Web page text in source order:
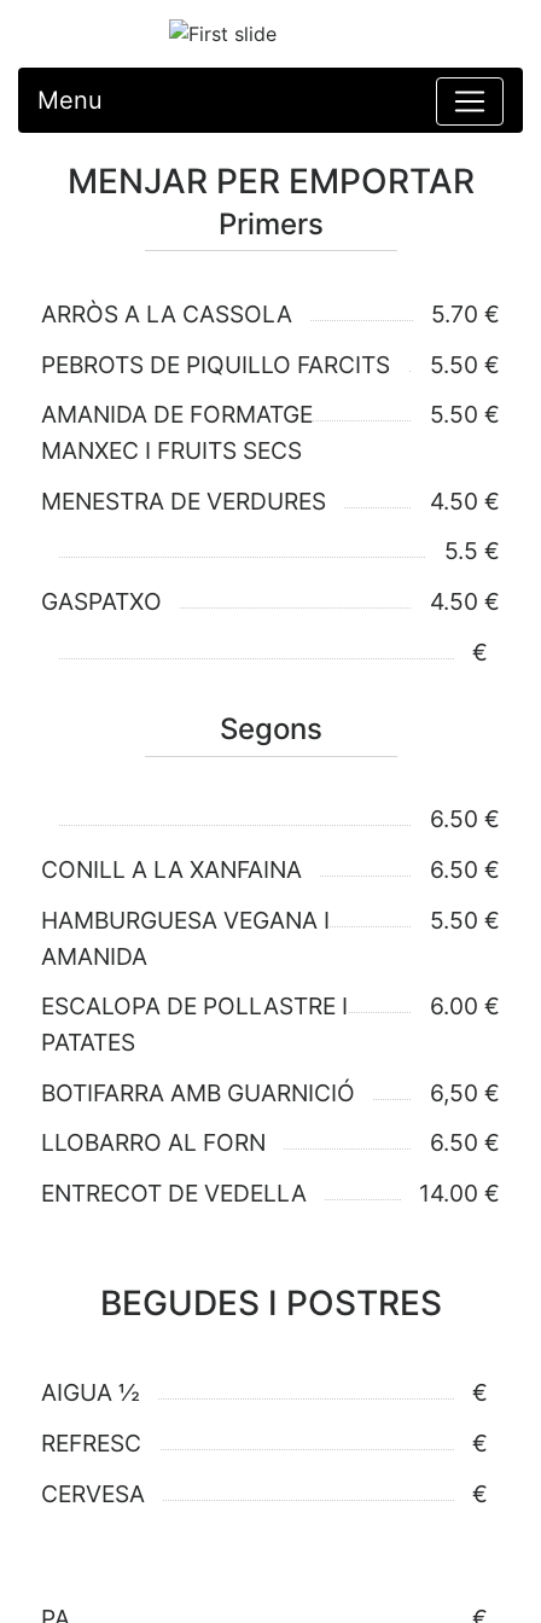
Menu
MENJAR PER EMPORTAR
Primers
ARRÒS A LA CASSOLA
5.70 €
PEBROTS DE PIQUILLO FARCITS
5.50 €
AMANIDA DE FORMATGE
MANXEC I FRUITS SECS
5.50 €
MENESTRA DE VERDURES
4.50 €
5.5 €
GASPATXO
4.50 €
€
Segons
6.50 €
CONILL A LA XANFAINA
6.50 €
HAMBURGUESA VEGANA I
AMANIDA
5.50 €
ESCALOPA DE POLLASTRE I
PATATES
6.00 €
BOTIFARRA AMB GUARNICIÓ
6,50 €
LLOBARRO AL FORN
6.50 €
ENTRECOT DE VEDELLA
14.00 €
BEGUDES I POSTRES
AIGUA ½
€
REFRESC
€
CERVESA
€